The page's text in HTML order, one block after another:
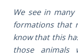
We see in
formations that
know that this
those animals